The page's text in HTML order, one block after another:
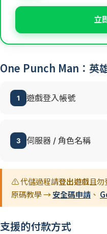
立
One Punch Man：英
1 遊戲登入帳號
3 伺服器 / 角色名稱
⚠️ 代儲過程請登出遊戲且
原碼教學 →安全碼申請 、
支援的付款方式